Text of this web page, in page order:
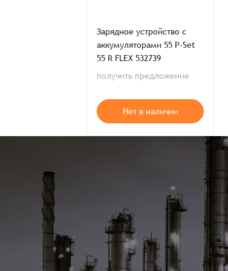
Зарядное устройство с
аккумуляторами 55 P-Set
55 R FLEX 532739
получить предложение
Нет в наличии